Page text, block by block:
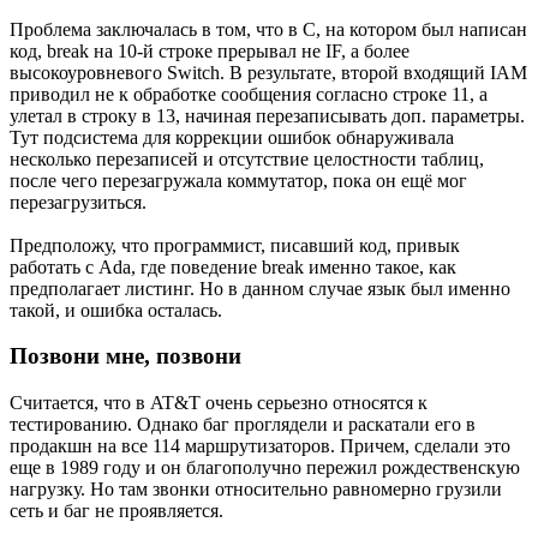
Проблема заключалась в том, что в С, на котором был написан
код, break на 10-й строке прерывал не IF, а более
высокоуровневого Switch. В результате, второй входящий IAM
приводил не к обработке сообщения согласно строке 11, а
улетал в строку в 13, начиная перезаписывать доп. параметры.
Тут подсистема для коррекции ошибок обнаруживала
несколько перезаписей и отсутствие целостности таблиц,
после чего перезагружала коммутатор, пока он ещё мог
перезагрузиться.
Предположу, что программист, писавший код, привык
работать с Ada, где поведение break именно такое, как
предполагает листинг. Но в данном случае язык был именно
такой, и ошибка осталась.
Позвони мне, позвони
Считается, что в AT&T очень серьезно относятся к
тестированию. Однако баг проглядели и раскатали его в
продакшн на все 114 маршрутизаторов. Причем, сделали это
еще в 1989 году и он благополучно пережил рождественскую
нагрузку. Но там звонки относительно равномерно грузили
сеть и баг не проявляется.